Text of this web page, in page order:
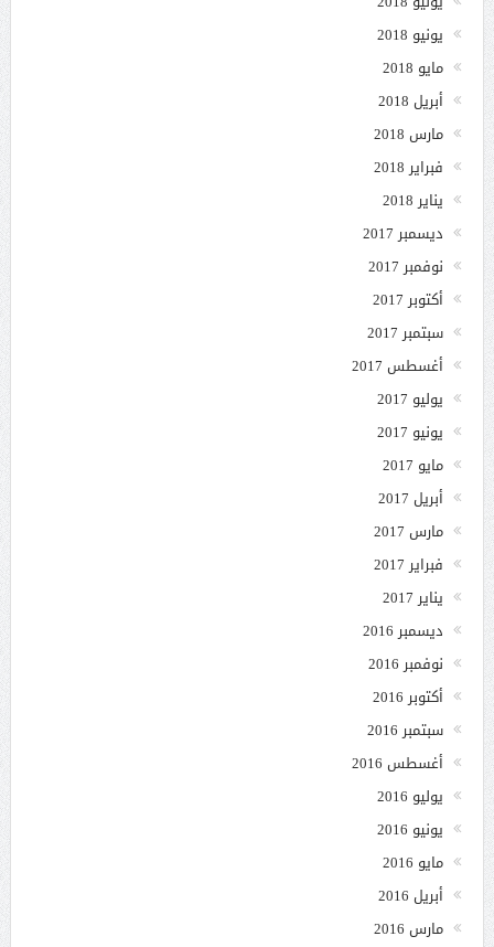
يونيو 2018
مايو 2018
أبريل 2018
مارس 2018
فبراير 2018
يناير 2018
ديسمبر 2017
نوفمبر 2017
أكتوبر 2017
سبتمبر 2017
أغسطس 2017
يوليو 2017
يونيو 2017
مايو 2017
أبريل 2017
مارس 2017
فبراير 2017
يناير 2017
ديسمبر 2016
نوفمبر 2016
أكتوبر 2016
سبتمبر 2016
أغسطس 2016
يوليو 2016
يونيو 2016
مايو 2016
أبريل 2016
مارس 2016